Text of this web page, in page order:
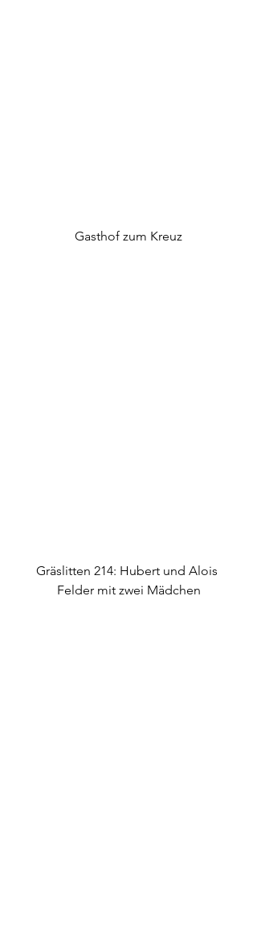
Gasthof zum Kreuz
Gräslitten 214: Hubert und Alois
Felder mit zwei Mädchen